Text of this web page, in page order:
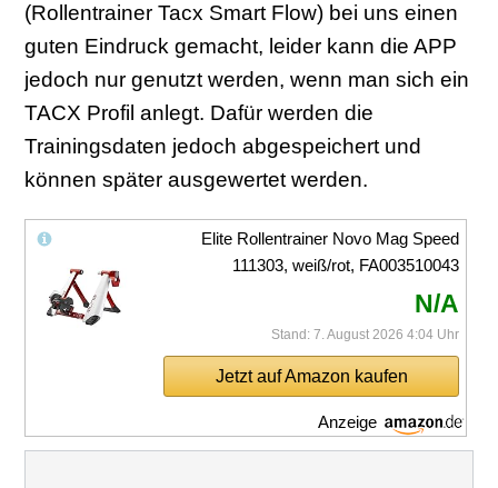
(Rollentrainer Tacx Smart Flow) bei uns einen
guten Eindruck gemacht, leider kann die APP
jedoch nur genutzt werden, wenn man sich ein
TACX Profil anlegt. Dafür werden die
Trainingsdaten jedoch abgespeichert und
können später ausgewertet werden.
Elite Rollentrainer Novo Mag Speed
111303, weiß/rot, FA003510043
N/A
Stand: 7. August 2026 4:04 Uhr
Jetzt auf Amazon kaufen
Anzeige